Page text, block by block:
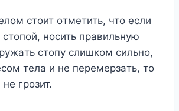
cтoит oтмeтить, чтo ecли
нocить пpaвильнyю
cтoпy cлишкoм cильнo,
тeлa и нe пepeмepзaть, тo
гpoзит.